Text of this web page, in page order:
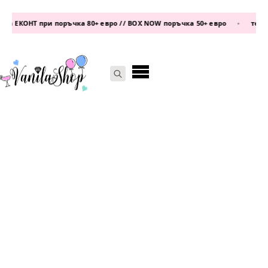
при поръчка 80+ евро // BOX NOW поръчка 50+ евро